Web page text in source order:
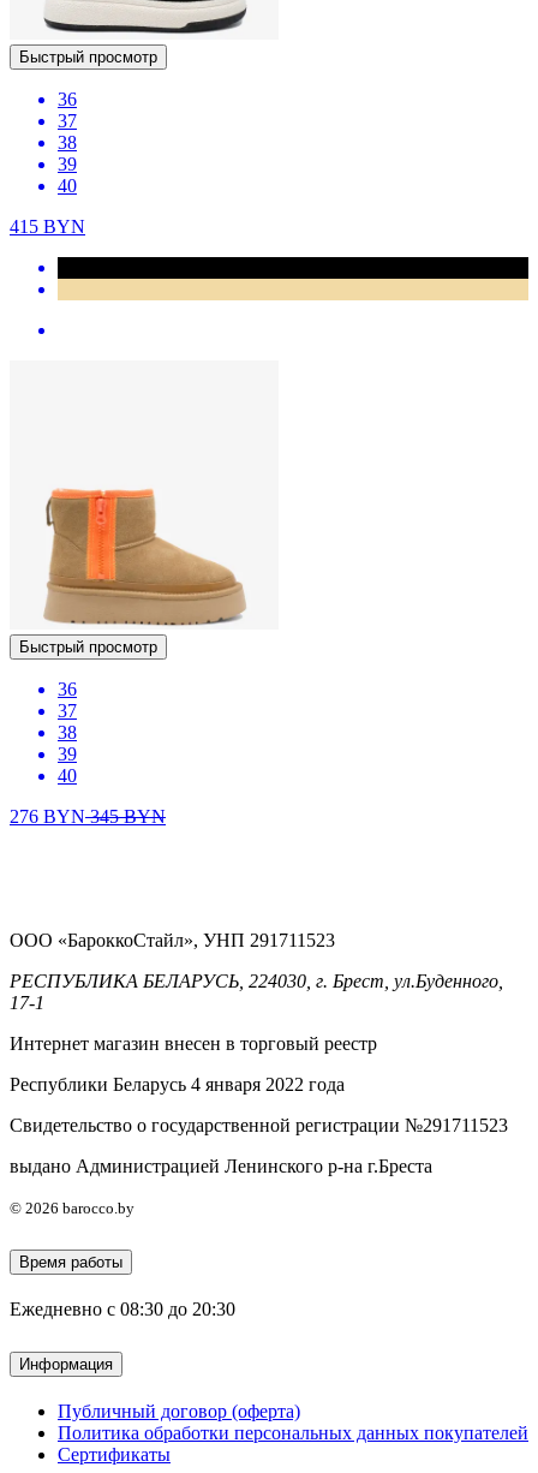
Быстрый просмотр
36
37
38
39
40
415 BYN
Быстрый просмотр
36
37
38
39
40
276 BYN345BYN
ООО «БароккоСтайл», УНП 291711523
РЕСПУБЛИКА БЕЛАРУСЬ, 224030, г. Брест, ул.Буденного,
17-1
Интернет магазин внесен в торговый реестр
Республики Беларусь 4 января 2022 года
Свидетельство о государственной регистрации №291711523
выдано Администрацией Ленинского р-на г.Бреста
© 2026 barocco.by
Время работы
Ежедневно с 08:30 до 20:30
Информация
Публичный договор (оферта)
Политика обработки персональных данных покупателей
Сертификаты